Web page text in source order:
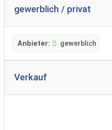
gewerblich / privat
Anbieter: gewerblich
Verkauf